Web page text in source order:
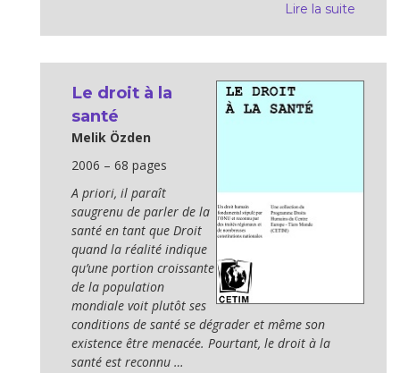
Lire la suite
Le droit à la
santé
Melik Özden
2006 – 68 pages
A priori, il paraît
saugrenu de parler de la
santé en tant que Droit
quand la réalité indique
qu’une portion croissante
de la population
mondiale voit plutôt ses
conditions de santé se dégrader et même son
existence être menacée. Pourtant, le droit à la
santé est reconnu …